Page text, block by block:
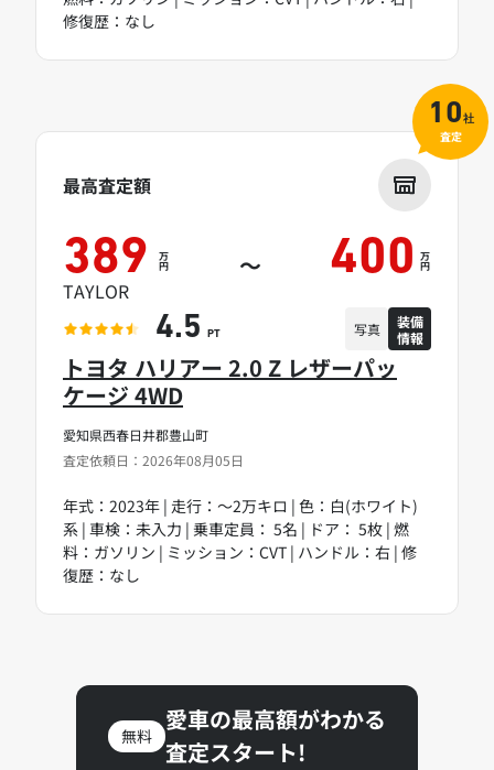
修復歴：なし
愛知県西春日井郡豊山町
査定依頼日：2026年08月05日
トヨタ ハリアー 2.0 Z レザーパッ
ケージ 4WD
年式：2023年 | 走行：～2万キロ | 色：白(ホワイト)
系 | 車検：未入力 | 乗車定員： 5名 | ドア： 5枚 | 燃
料：ガソリン | ミッション：CVT | ハンドル：右 | 修
復歴：なし
最高査定額
389 万
円 ～ 400 万
円
TAYLOR
4.5 PT 写真
装備
情報
10社
査定
無料
愛車の最高額がわかる
査定スタート!